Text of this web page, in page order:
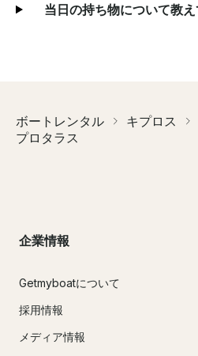
当日の持ち物について教
ボートレンタル キプロス
プロタラス
企業情報
Getmyboatについて
採用情報
メディア情報